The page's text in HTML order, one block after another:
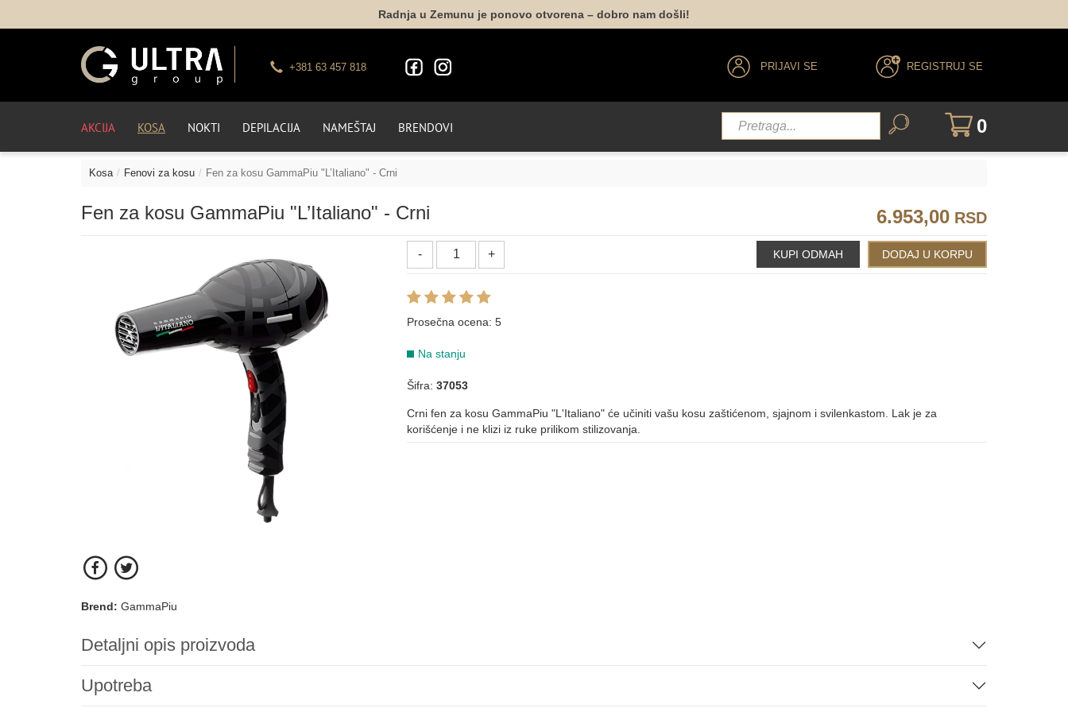
Radnja u Zemunu je ponovo otvorena – dobro nam došli!
+381 63 457 818 PRIJAVI SE REGISTRUJ SE
AKCIJA KOSA NOKTI DEPILACIJA NAMEŠTAJ BRENDOVI 0
Kosa Fenovi za kosu Fen za kosu GammaPiu "L’Italiano" - Crni
Fen za kosu GammaPiu "L’Italiano" - Crni 6.953,00 RSD
Prosečna ocena:5
Na stanju
Šifra:37053
Crni fen za kosu GammaPiu "L'Italiano" će učiniti vašu kosu zaštićenom, sjajnom i svilenkastom. Lak je za
korišćenje i ne klizi iz ruke prilikom stilizovanja.
Brend: GammaPiu
Detaljni opis proizvoda
Upotreba